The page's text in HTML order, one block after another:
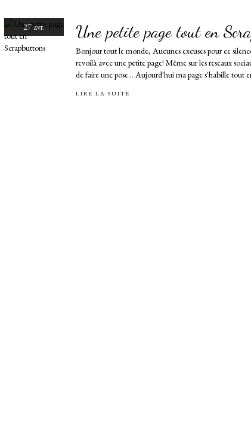
27 avr. Une petite page tout en
Bonjour tout le monde, Aucunes excuses pour ce
revoilà avec une petite page! Même sur les reseaux
de faire une pose... Aujourd'hui ma page s'habille
LIRE LA SUITE